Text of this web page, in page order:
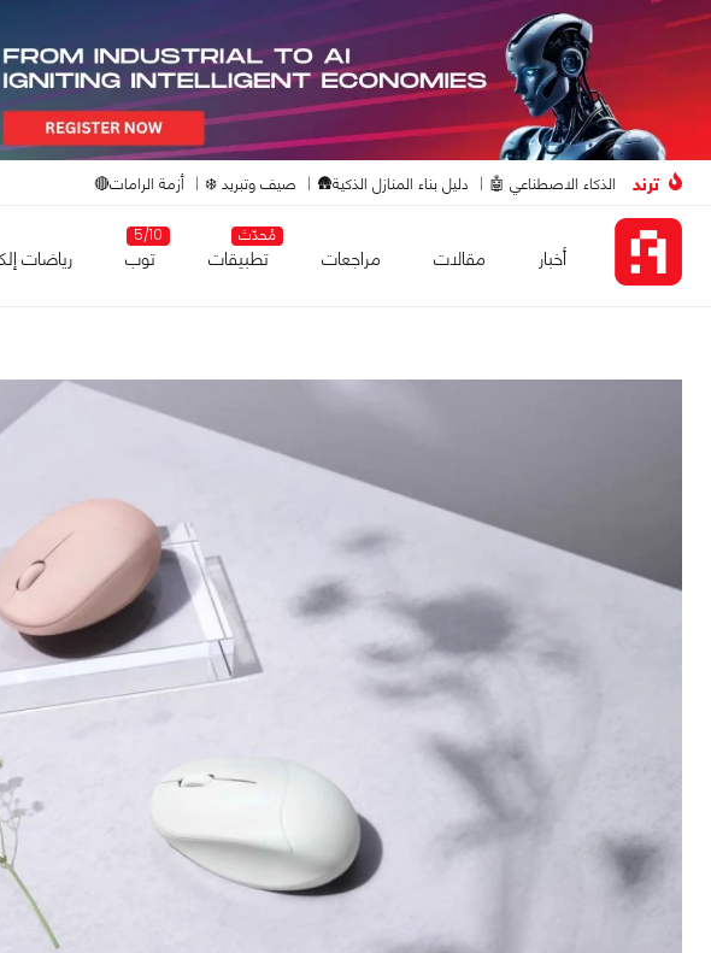
ترند الذكاء الاصطناعي 🤖 دليل بناء المنازل الذكية🛖 صيف وتبريد ❄️ أزمة الرامات🔴
أخبار مقالات مراجعات
مُحدّث
تطبيقات
5/10
توب رياضات